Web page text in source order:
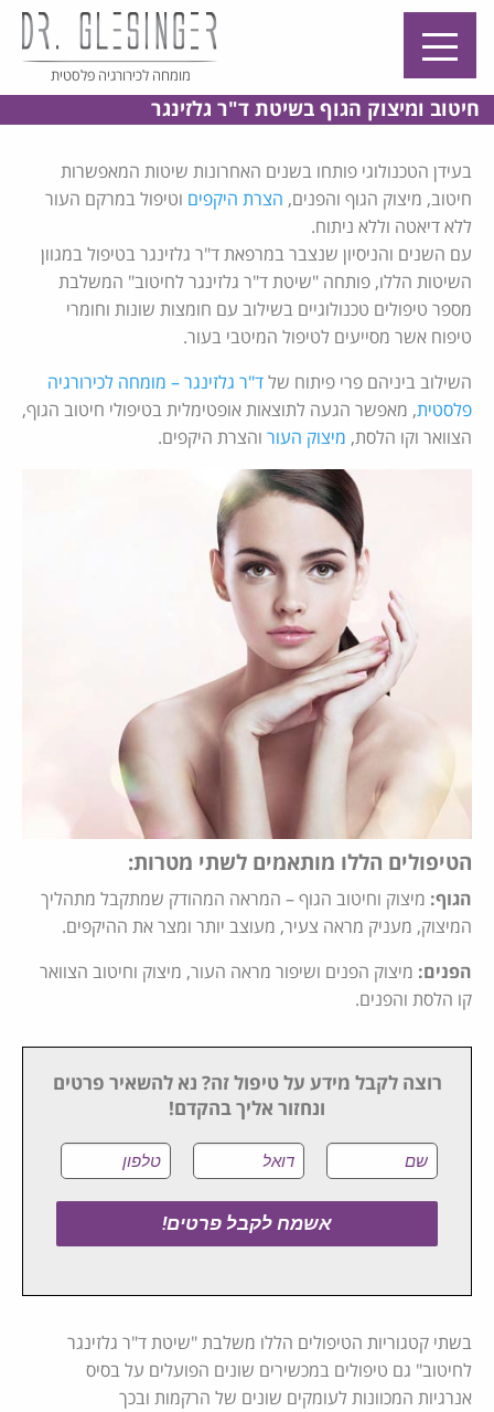
מומחה לכירורגיה פלסטית
חיטוב ומיצוק הגוף בשיטת ד"ר גלזינגר
בעידן הטכנולוגי פותחו בשנים האחרונות שיטות המאפשרות
חיטוב, מיצוק הגוף והפנים, הצרת היקפים וטיפול במרקם העור
ללא דיאטה וללא ניתוח.
עם השנים והניסיון שנצבר במרפאת ד"ר גלזינגר בטיפול במגוון
השיטות הללו, פותחה "שיטת ד"ר גלזינגר לחיטוב" המשלבת
מספר טיפולים טכנולוגיים בשילוב עם חומצות שונות וחומרי
טיפוח אשר מסייעים לטיפול המיטבי בעור.
השילוב ביניהם פרי פיתוח שלד"ר גלזינגר – מומחה לכירורגיה
פלסטית, מאפשר הגעה לתוצאות אופטימלית בטיפולי חיטוב הגוף,
הצוואר וקו הלסת, מיצוק העור והצרת היקפים.
הטיפולים הללו מותאמים לשתי מטרות:
הגוף: מיצוק וחיטוב הגוף – המראה המהודק שמתקבל מתהליך
המיצוק, מעניק מראה צעיר, מעוצב יותר ומצר את ההיקפים.
הפנים: מיצוק הפנים ושיפור מראה העור, מיצוק וחיטוב הצוואר
קו הלסת והפנים.
רוצה לקבל מידע על טיפול זה? נא להשאיר פרטים
ונחזור אליך בהקדם!
בשתי קטגוריות הטיפולים הללו משלבת "שיטת ד"ר גלזינגר
לחיטוב" גם טיפולים במכשירים שונים הפועלים על בסיס
אנרגיות המכוונות לעומקים שונים של הרקמות ובכך